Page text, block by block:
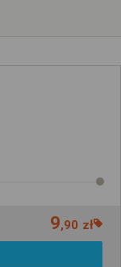
9,90 zł